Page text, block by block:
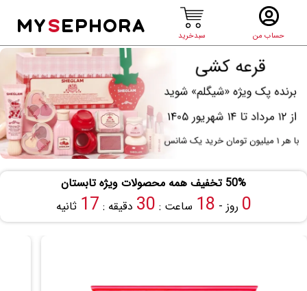
حساب من سبدخرید
MYSEPHORA
50% تخفیف همه محصولات ویژه تابستان
0 روز - 18 ساعت : 30 دقیقه : 16 ثانیه